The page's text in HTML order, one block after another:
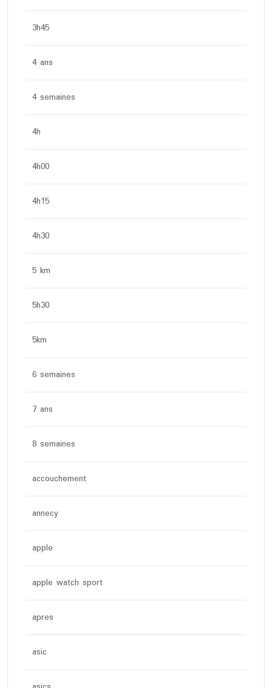
3h45
4 ans
4 semaines
4h
4h00
4h15
4h30
5 km
5h30
5km
6 semaines
7 ans
8 semaines
accouchement
annecy
apple
apple watch sport
apres
asic